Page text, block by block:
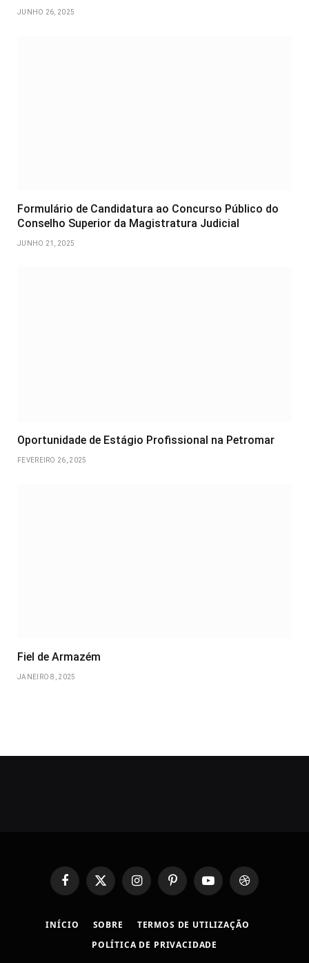
JUNHO 26, 2025
Formulário de Candidatura ao Concurso Público do
Conselho Superior da Magistratura Judicial
JUNHO 21, 2025
Oportunidade de Estágio Profissional na Petromar
FEVEREIRO 26, 2025
Fiel de Armazém
JANEIRO 8, 2025
FacebookX
(Twitter)
InstagramPinterestYouTubeDribbble
INÍCIO SOBRE
TERMOS DE UTILIZAÇÃO
POLÍTICA DE PRIVACIDADE